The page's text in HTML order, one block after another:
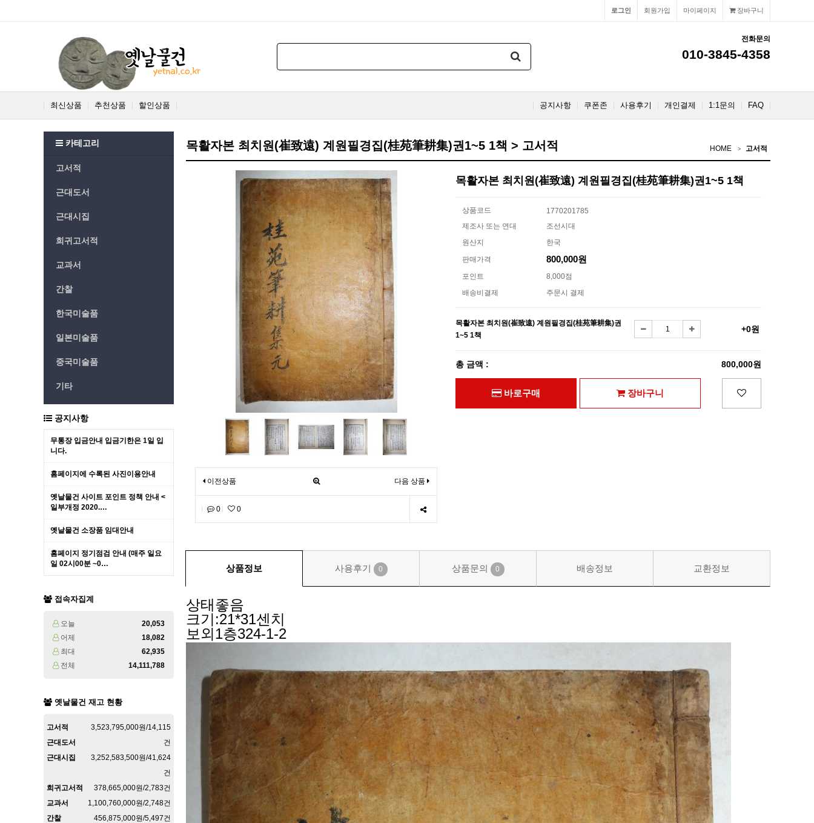
장바구니
마이페이지
회원가입
로그인
전화문의
010-3845-4358
최신상품 추천상품 할인상품 FAQ
1:1문의
개인결제
사용후기
쿠폰존
공지사항
카테고리
고서적
근대도서
근대시집
희귀고서적
교과서
간찰
한국미술품
일본미술품
중국미술품
기타
공지사항
무통장 입금안내 입금기한은 1일 입
니다.
홈페이지에 수록된 사진이용안내
옛날물건 사이트 포인트 정책 안내 <
일부개정 2020.…
옛날물건 소장품 임대안내
홈페이지 정기점검 안내 (매주 일요
일 02시00분 ~0…
접속자집계
오늘
20,053
어제
18,082
최대
62,935
전체
14,111,788
옛날물건 재고 현황
고서적
3,523,795,000원/14,115
건
근대도서
3,252,583,500원/41,624
건
근대시집
378,665,000원/2,783건
희귀고서적
1,100,760,000원/2,748건
교과서
456,875,000원/5,497건
간찰
목활자본 최치원(崔致遠) 계원필경집(桂苑筆耕集)권1~5 1책 > 고서적 HOME 고서적
이전상품 다음 상품
0 0
목활자본 최치원(崔致遠) 계원필경집(桂苑筆耕集)권1~5 1책
상품코드
1770201785
제조사 또는 연대
조선시대
원산지
한국
판매가격
800,000원
포인트
8,000점
배송비결제
주문시 결제
목활자본 최치원(崔致遠) 계원필경집(桂苑筆耕集)권
1~5 1책
+0원
총 금액 : 800,000원
바로구매 장바구니
상품정보 사용후기 0 상품문의 0 배송정보 교환정보
상태좋음
크기:21*31센치
보외1층324-1-2